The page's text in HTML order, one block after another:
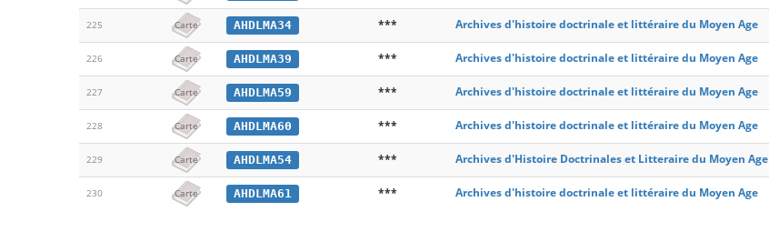
225 Carte AHDLMA34 *** Archives d'histoire doctrinale et littéraire du Moyen Age
226 Carte AHDLMA39 *** Archives d'histoire doctrinale et littéraire du Moyen Age
227 Carte AHDLMA59 *** Archives d'histoire doctrinale et littéraire du Moyen Age
228 Carte AHDLMA60 *** Archives d'histoire doctrinale et littéraire du Moyen Age
229 Carte AHDLMA54 *** Archives d'Histoire Doctrinales et Litteraire du Moyen Age
230 Carte AHDLMA61 *** Archives d'histoire doctrinale et littéraire du Moyen Age